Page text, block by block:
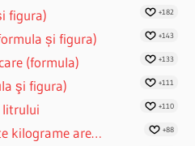
figura) +182
și figura) +143
(formula) +133
şi figura) +111
+110
kilograme are… +88